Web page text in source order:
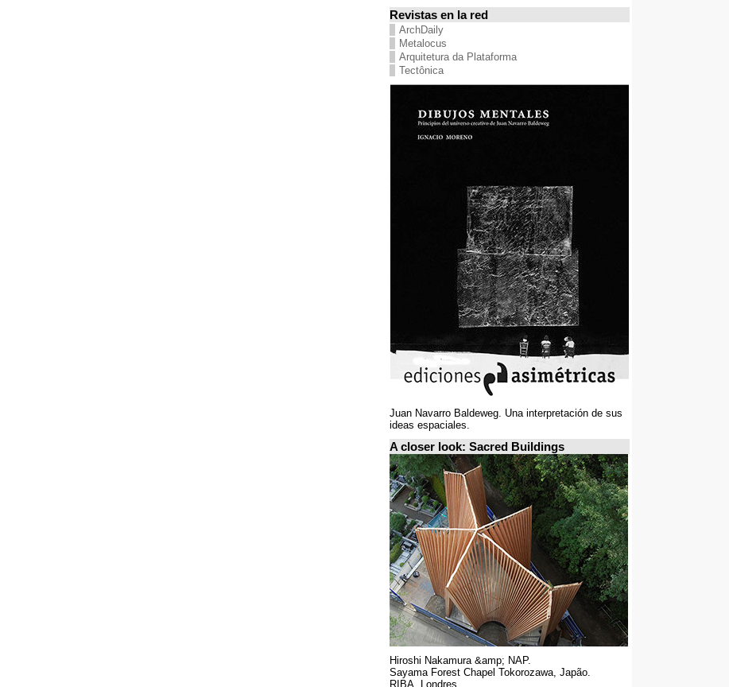
Revistas en la red
ArchDaily
Metalocus
Arquitetura da Plataforma
Tectônica
Juan Navarro Baldeweg. Una interpretación de sus
ideas espaciales.
A closer look: Sacred Buildings
Hiroshi Nakamura &amp; NAP.
Sayama Forest Chapel Tokorozawa, Japão.
RIBA, Londres.